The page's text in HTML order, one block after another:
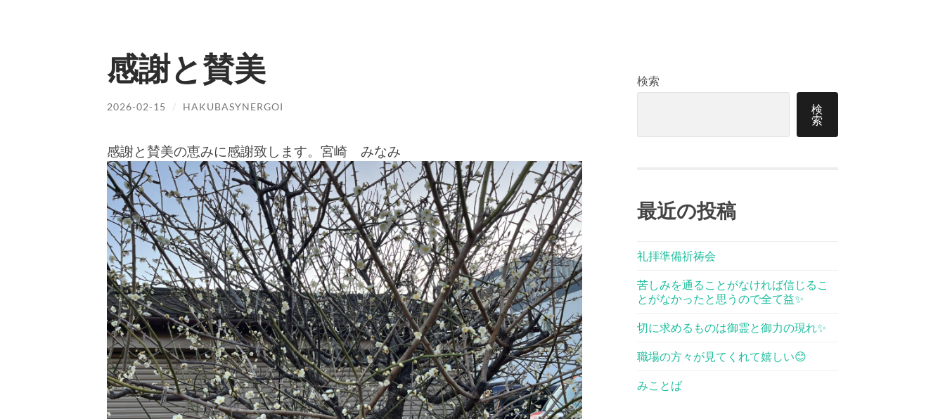
感謝と賛美
2026-02-15 / HAKUBASYNERGOI
感謝と賛美の恵みに感謝致します。宮崎 みなみ
検索
検
索
最近の投稿
礼拝準備祈祷会
苦しみを通ることがなければ信じるこ
とがなかったと思うので全て益✨
切に求めるものは御霊と御力の現れ✨
職場の方々が見てくれて嬉しい😊
みことば